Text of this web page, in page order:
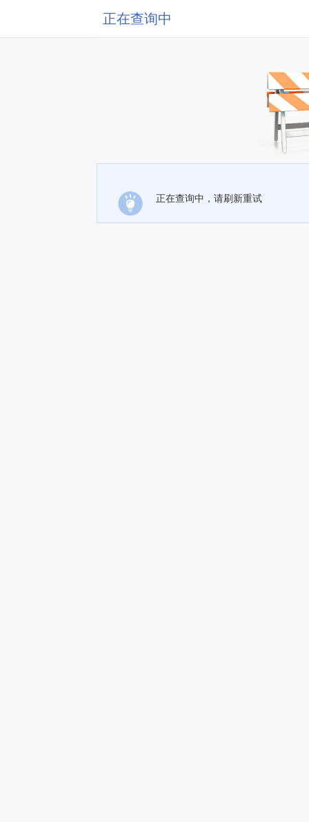
正在查询中
正在查询中，请刷新重试